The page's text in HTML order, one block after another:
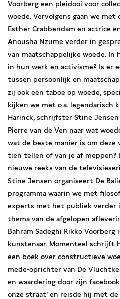
Voorberg een pleidooi voor
woede. Vervolgens gaan we
Esther Crabbendam en actrice
Anousha Nzume verder in
van maatschappelijke woede. In
in hun werk en activisme? Is er
tussen persoonlijk en
zij ook een taboe op woede,
kijken we met o.a. legendarisch
Harinck, schrijfster Stine
Pierre van de Ven naar wat
wat de beste manier is om deze
tien tellen of van je af meppen?
nieuwe reeks van de
Stine Jensen organiseert De
programma waarin we met
experts met het publiek verder
thema van de afgelopen
Bahram Sadeghi Rikko
kunstenaar. Momenteel schrijft
een boek over constructieve
mede-oprichter van De
en waardering door zijn
onze straat' en reisde hij met